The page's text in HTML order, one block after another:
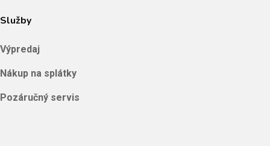
Služby
Výpredaj
Nákup na splátky
Pozáručný servis